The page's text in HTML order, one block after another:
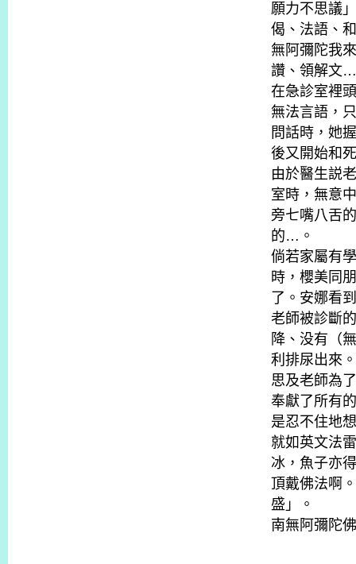
願力不思議
偈、法語、
無阿彌陀我
讚、領解文
在急診室裡
無法言語，
問話時，她
後又開始和
由於醫生説
室時，無意
旁七嘴八舌
的…。
倘若家屬有
時，櫻美同
了。安娜看
老師被診斷
降、没有（
利排尿出來
思及老師為
奉獻了所有
是忍不住地
就如英文法
冰，魚子亦
頂戴佛法啊
盛」。
南無阿彌陀